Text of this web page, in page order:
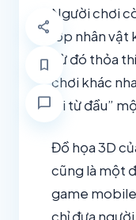
share
bookmark
chat_bubble
Người chơi
lớp nhân
Từ đó thỏa
chơi khác
lại từ đầu”
Đồ họa 3D
cũng là một
game mobile
chỉ đưa